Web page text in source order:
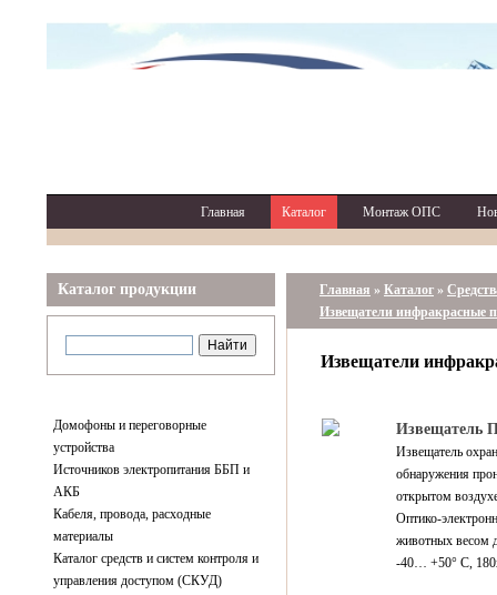
Главная Каталог Монтаж ОПС
Каталог продукции
Домофоны и переговорные
устройства
Источников электропитания ББП и
АКБ
Кабеля, провода, расходные
материалы
Каталог средств и систем контроля и
управления доступом (СКУД)
Главная » Каталог »
Извещатели инфракрасные
Извещатели
Извещатель
Извещатель
обнаружения
открытом
Оптико-
животных весом
-40… +50° C,